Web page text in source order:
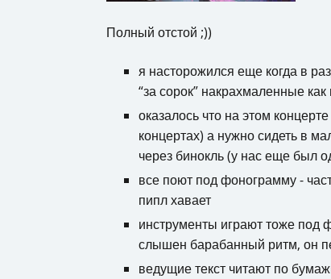
Полный отстой ;))
я насторожился еще когда в
“за сорок” накрахмаленные как
оказалось что на этом
концертах) а нужно сидеть в
через бинокль (у нас еще был
все поют под фонограмму -
пипл хавает
инструменты играют тоже под
слышен барабанный ритм, он
ведущие текст читают по